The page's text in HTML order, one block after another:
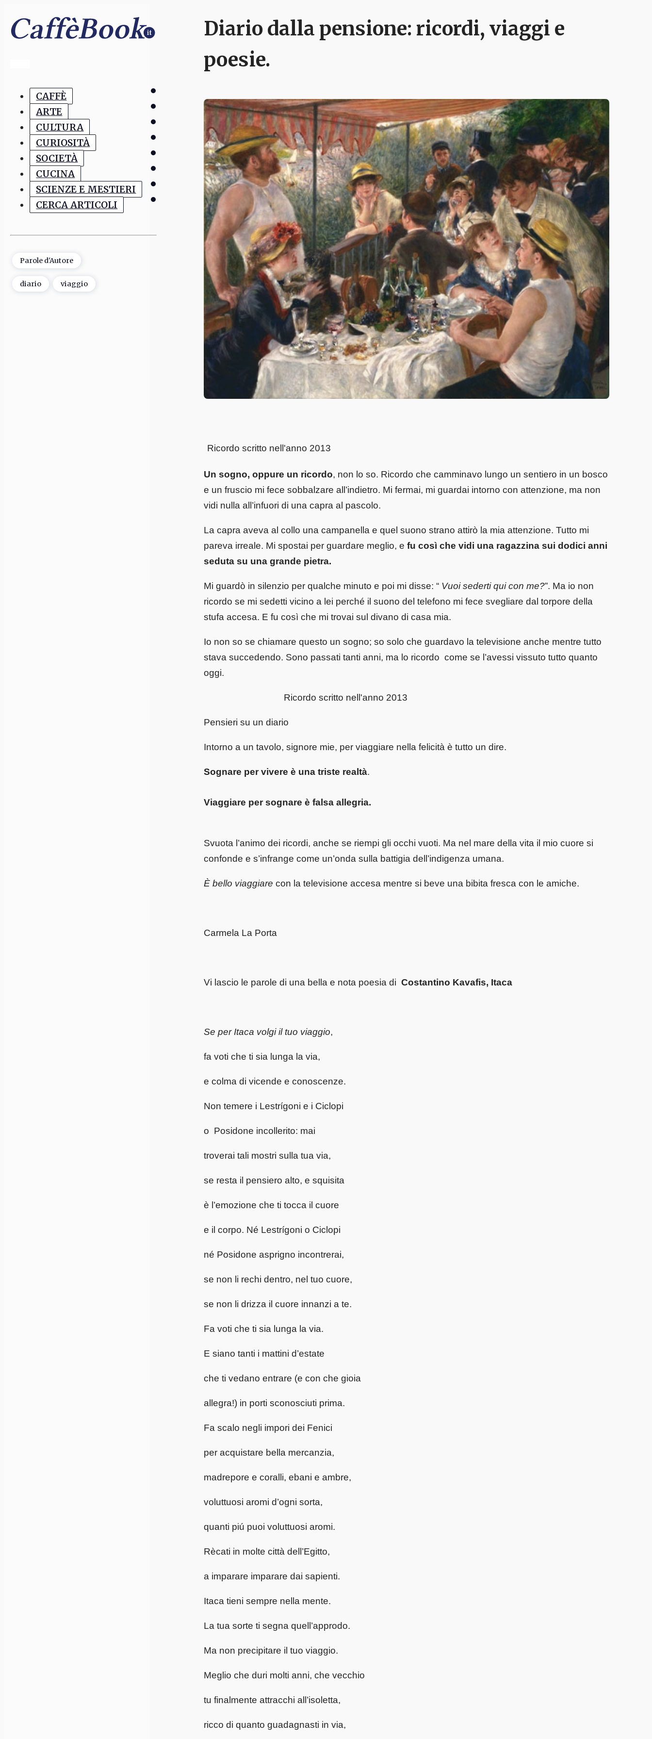
CAFFÈ
ARTE
CULTURA
CURIOSITÀ
SOCIETÀ
CUCINA
SCIENZE E MESTIERI
CERCA ARTICOLI
Parole d'Autore
diario viaggio
Diario dalla pensione: ricordi, viaggi e
poesie.
Ricordo scritto nell'anno 2013
Un sogno, oppure un ricordo, non lo so. Ricordo che camminavo lungo un sentiero in un bosco
e un fruscio mi fece sobbalzare all’indietro. Mi fermai, mi guardai intorno con attenzione, ma non
vidi nulla all’infuori di una capra al pascolo.
La capra aveva al collo una campanella e quel suono strano attirò la mia attenzione. Tutto mi
pareva irreale. Mi spostai per guardare meglio, e fu così che vidi una ragazzina sui dodici anni
seduta su una grande pietra.
Mi guardò in silenzio per qualche minuto e poi mi disse: “ Vuoi sederti qui con me?”. Ma io non
ricordo se mi sedetti vicino a lei perché il suono del telefono mi fece svegliare dal torpore della
stufa accesa. E fu così che mi trovai sul divano di casa mia.
Io non so se chiamare questo un sogno; so solo che guardavo la televisione anche mentre tutto
stava succedendo. Sono passati tanti anni, ma lo ricordo come se l’avessi vissuto tutto quanto
oggi.
Ricordo scritto nell'anno 2013
Pensieri su un diario
Intorno a un tavolo, signore mie, per viaggiare nella felicità è tutto un dire.
Sognare per vivere è una triste realtà.
Viaggiare per sognare è falsa allegria.
Svuota l’animo dei ricordi, anche se riempi gli occhi vuoti. Ma nel mare della vita il mio cuore si
confonde e s’infrange come un’onda sulla battigia dell’indigenza umana.
È bello viaggiare con la televisione accesa mentre si beve una bibita fresca con le amiche.
Carmela La Porta
Vi lascio le parole di una bella e nota poesia di Costantino Kavafis, Itaca
Se per Itaca volgi il tuo viaggio,
fa voti che ti sia lunga la via,
e colma di vicende e conoscenze.
Non temere i Lestrígoni e i Ciclopi
o Posidone incollerito: mai
troverai tali mostri sulla tua via,
se resta il pensiero alto, e squisita
è l’emozione che ti tocca il cuore
e il corpo. Né Lestrígoni o Ciclopi
né Posidone asprigno incontrerai,
se non li rechi dentro, nel tuo cuore,
se non li drizza il cuore innanzi a te.
Fa voti che ti sia lunga la via.
E siano tanti i mattini d’estate
che ti vedano entrare (e con che gioia
allegra!) in porti sconosciuti prima.
Fa scalo negli impori dei Fenici
per acquistare bella mercanzia,
madrepore e coralli, ebani e ambre,
voluttuosi aromi d’ogni sorta,
quanti piú puoi voluttuosi aromi.
Rècati in molte città dell’Egitto,
a imparare imparare dai sapienti.
Itaca tieni sempre nella mente.
La tua sorte ti segna quell’approdo.
Ma non precipitare il tuo viaggio.
Meglio che duri molti anni, che vecchio
tu finalmente attracchi all’isoletta,
ricco di quanto guadagnasti in via,